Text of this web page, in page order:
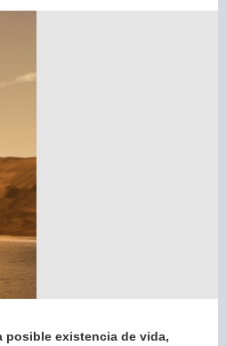
posible existencia de vida,